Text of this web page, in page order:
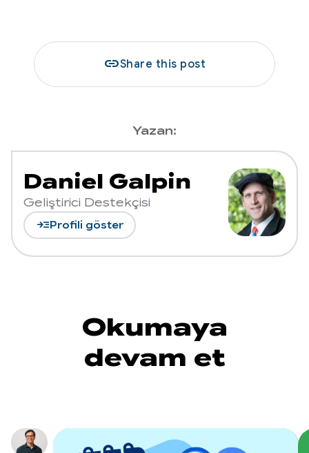
linkShare this post
Yazan:
Daniel Galpin
Geliştirici Destekçisi
read_moreProfili göster
Okumaya
devam et